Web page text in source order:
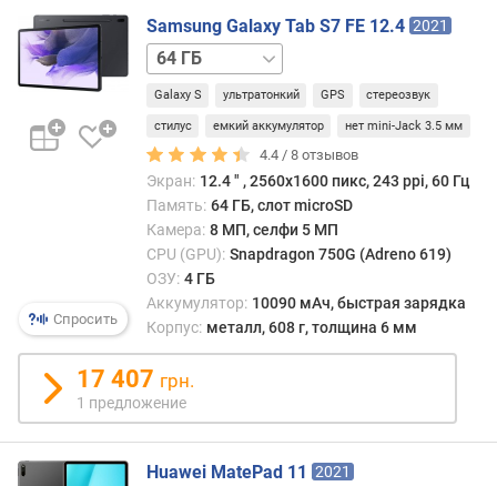
е
м
к
а
т
ы
л
у
ч
ш
е
н
Спросить
Samsung Galaxy Tab S7 FE 12.4 2021
64 ГБ
/
LTE128 ГБ
LTE
Galaxy S ультратонкий GPS стереозвук
стилус емкий аккумулятор нет mini-Jack 3.5 мм
4.4 /8 отзывов
Экран: 12.4 ″ , 2560x1600 пикс, 243 ppi, 60 Гц
Память: 64 ГБ, слот microSD
Камера: 8 МП, селфи 5 МП
CPU (GPU): Snapdragon 750G (Adreno 619)
ОЗУ: 4 ГБ
Аккумулятор: 10090 мАч, быстрая зарядка
Корпус: металл, 608 г, толщина 6 мм
17 407 грн.
1 предложение
Huawei MatePad 11 2021